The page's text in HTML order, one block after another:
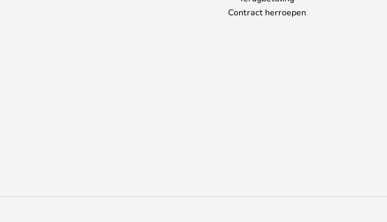
Contract herroepen